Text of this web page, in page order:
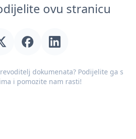
ovu stranicu
dokumenata? Podijelite ga s
i pomozite nam rasti!